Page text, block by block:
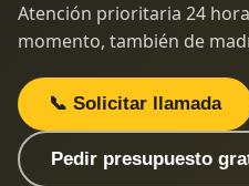
Atención prioritaria 24
momento, también de
📞 Solicitar llamada
Pedir presupuesto